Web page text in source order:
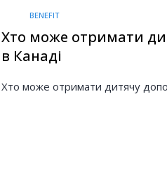
BENEFIT
Хто може отримати
в Канаді
Хто може отримати дитячу